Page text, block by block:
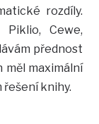
rozdíly.
Cewe,
přednost
měl maximální
knihy.